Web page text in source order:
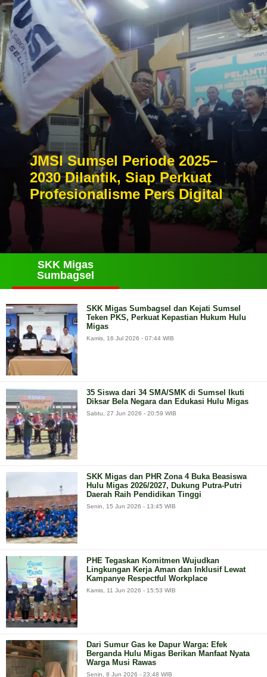
JMSI Sumsel Periode 2025–
2030 Dilantik, Siap Perkuat
Profesionalisme Pers Digital
SKK Migas
Sumbagsel
SKK Migas Sumbagsel dan Kejati Sumsel
Teken PKS, Perkuat Kepastian Hukum Hulu
Migas
Kamis, 16 Jul 2026 - 07:44 WIB
35 Siswa dari 34 SMA/SMK di Sumsel Ikuti
Diksar Bela Negara dan Edukasi Hulu Migas
Sabtu, 27 Jun 2026 - 20:59 WIB
SKK Migas dan PHR Zona 4 Buka Beasiswa
Hulu Migas 2026/2027, Dukung Putra-Putri
Daerah Raih Pendidikan Tinggi
Senin, 15 Jun 2026 - 13:45 WIB
PHE Tegaskan Komitmen Wujudkan
Lingkungan Kerja Aman dan Inklusif Lewat
Kampanye Respectful Workplace
Kamis, 11 Jun 2026 - 15:53 WIB
Dari Sumur Gas ke Dapur Warga: Efek
Berganda Hulu Migas Berikan Manfaat Nyata
Warga Musi Rawas
Senin, 8 Jun 2026 - 23:48 WIB